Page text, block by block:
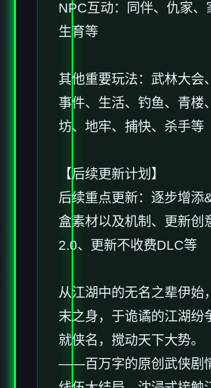
NPC互动：同伴、仇家、
生育等
其他重要玩法：武林大会
事件、生活、钓鱼、青楼
坊、地牢、捕快、杀手等
【后续更新计划】
后续重点更新：逐步增添
盒素材以及机制、更新创
2.0、更新不收费DLC等
从江湖中的无名之辈伊始
末之身，于诡谲的江湖纷
就侠名，搅动天下大势。
——百万字的原创武侠剧